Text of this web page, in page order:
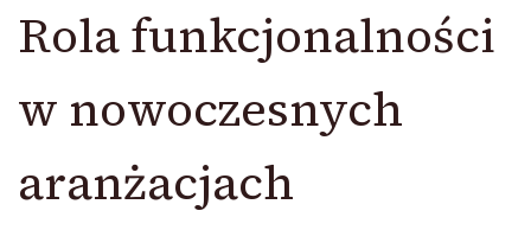
Rola funkcjonalności
w nowoczesnych
aranżacjach